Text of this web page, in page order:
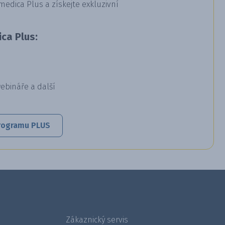
Plus a získejte exkluzivní
Plus:
a další
PLUS
Zákaznický servis